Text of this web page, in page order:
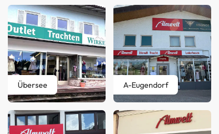
Übersee A-Eugendorf